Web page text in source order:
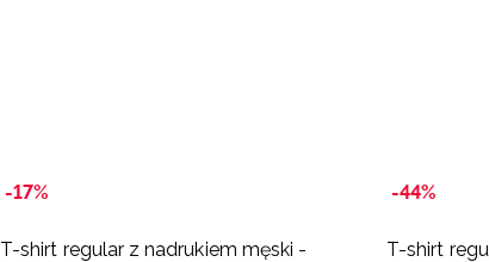
-17%
T-shirt regular z nadrukiem męski -
-44%
T-shirt